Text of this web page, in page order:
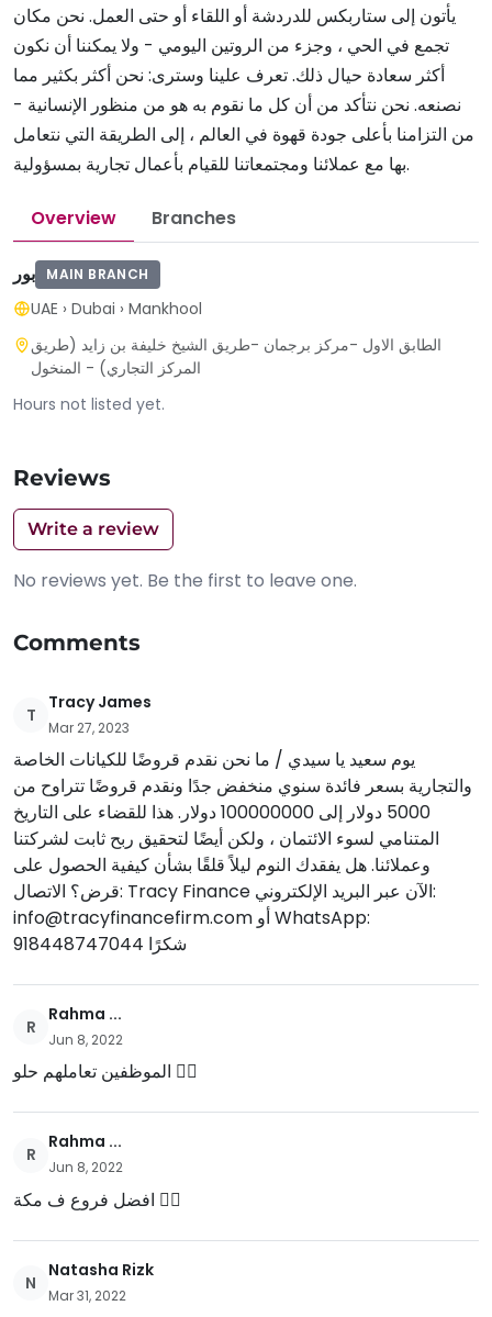
يأتون إلى ستاربكس للدردشة أو اللقاء أو حتى العمل. نحن مكان
تجمع في الحي ، وجزء من الروتين اليومي - ولا يمكننا أن نكون
أكثر سعادة حيال ذلك. تعرف علينا وسترى: نحن أكثر بكثير مما
نصنعه. نحن نتأكد من أن كل ما نقوم به هو من منظور الإنسانية -
من التزامنا بأعلى جودة قهوة في العالم ، إلى الطريقة التي نتعامل
بها مع عملائنا ومجتمعاتنا للقيام بأعمال تجارية بمسؤولية.
Overview Branches
بور MAIN BRANCH
UAE › Dubai › Mankhool
الطابق الاول -مركز برجمان -طريق الشيخ خليفة بن زايد (طريق
المركز التجاري) - المنخول
Hours not listed yet.
Reviews
Write a review
No reviews yet. Be the first to leave one.
Comments
T
Tracy James
Mar 27, 2023
يوم سعيد يا سيدي / ما نحن نقدم قروضًا للكيانات الخاصة
والتجارية بسعر فائدة سنوي منخفض جدًا ونقدم قروضًا تتراوح من
5000 دولار إلى 100000000 دولار. هذا للقضاء على التاريخ
المتنامي لسوء الائتمان ، ولكن أيضًا لتحقيق ربح ثابت لشركتنا
وعملائنا. هل يفقدك النوم ليلاً قلقًا بشأن كيفية الحصول على
قرض؟ الاتصال: Tracy Finance الآن عبر البريد الإلكتروني:
info@tracyfinancefirm.com
918448747044 شكرًا
R
Rahma ...
Jun 8, 2022
الموظفين تعاملهم حلو 👍🏼
R
Rahma ...
Jun 8, 2022
افضل فروع ف مكة 👍🏼
N
Natasha Rizk
Mar 31, 2022